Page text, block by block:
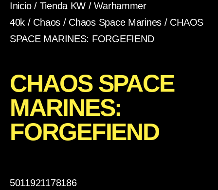
Inicio/ Tienda KW /Warhammer
40k / Chaos / Chaos Space Marines / CHAOS
SPACE MARINES: FORGEFIEND
CHAOS SPACE
MARINES:
FORGEFIEND
5011921178186